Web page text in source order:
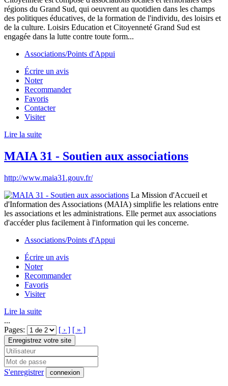
régions du Grand Sud, qui oeuvrent au quotidien dans les champs
des politiques éducatives, de la formation de l'individu, des loisirs et
de la culture. Loisirs Education et Citoyenneté Grand Sud est
engagée dans la lutte contre toute form...
Associations/Points d'Appui
Écrire un avis
Noter
Recommander
Favoris
Contacter
Visiter
Lire la suite
MAIA 31 - Soutien aux associations
http://www.maia31.gouv.fr/
La Mission d'Accueil et
d'Information des Associations (MAIA) simplifie les relations entre
les associations et les administrations. Elle permet aux associations
d'accéder plus facilement à l'information qui les concerne.
Associations/Points d'Appui
Écrire un avis
Noter
Recommander
Favoris
Visiter
Lire la suite
...
Pages:
[ › ] [ » ]
Enregistrez votre site
S'enregistrer connexion